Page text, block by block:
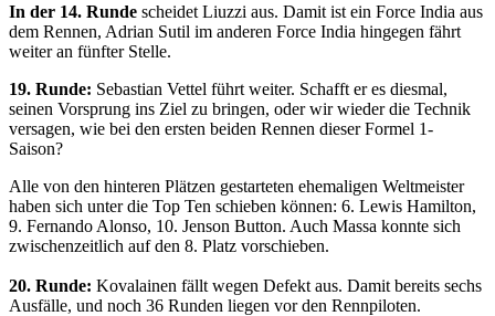
In der 14. Runde scheidet Liuzzi aus. Damit ist ein Force India aus
dem Rennen, Adrian Sutil im anderen Force India hingegen fährt
weiter an fünfter Stelle.
19. Runde: Sebastian Vettel führt weiter. Schafft er es diesmal,
seinen Vorsprung ins Ziel zu bringen, oder wir wieder die Technik
versagen, wie bei den ersten beiden Rennen dieser Formel 1-
Saison?
Alle von den hinteren Plätzen gestarteten ehemaligen Weltmeister
haben sich unter die Top Ten schieben können: 6. Lewis Hamilton,
9. Fernando Alonso, 10. Jenson Button. Auch Massa konnte sich
zwischenzeitlich auf den 8. Platz vorschieben.
20. Runde: Kovalainen fällt wegen Defekt aus. Damit bereits sechs
Ausfälle, und noch 36 Runden liegen vor den Rennpiloten.